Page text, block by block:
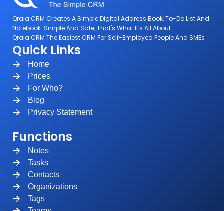
Qraia CRM Creates A Simple Digital Address Book, To-Do List And
Notebook. Simple And Safe, That's What It's All About.
Qraia CRM The Easiest CRM For Self-Employed People And SMEs
Quick Links
Home
Prices
For Who?
Blog
Privacy Statement
Functions
Notes
Tasks
Contacts
Organizations
Tags